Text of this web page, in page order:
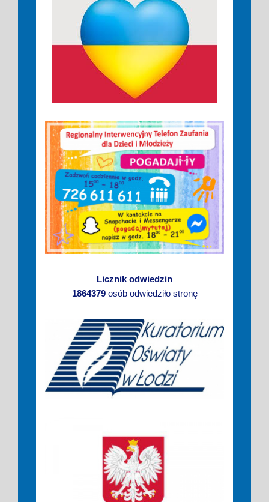
Licznik odwiedzin
1864379osób odwiedziło stronę